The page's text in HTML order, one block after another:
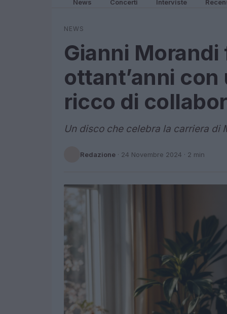
News Concerti Interviste
NEWS
Gianni
ottant’anni
ricco di
Un disco che celebra la carriera di
Redazione · 24 Novembre 2024 · 2 min